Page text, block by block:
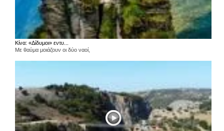
Κίνα: «Δίδυμοι» εντυ...
Με θαύμα μοιάζουν οι δύο ναοί,